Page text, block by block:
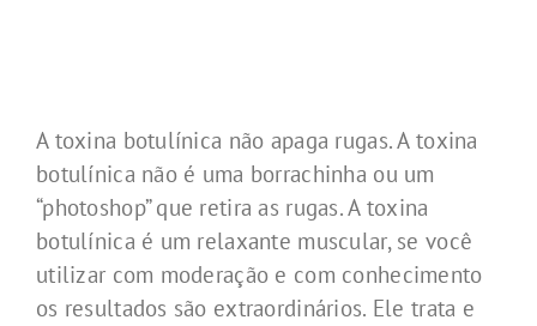
A toxina botulínica não apaga rugas. A toxina
botulínica não é uma borrachinha ou um
“photoshop” que retira as rugas. A toxina
botulínica é um relaxante muscular, se você
utilizar com moderação e com conhecimento
os resultados são extraordinários. Ele trata e